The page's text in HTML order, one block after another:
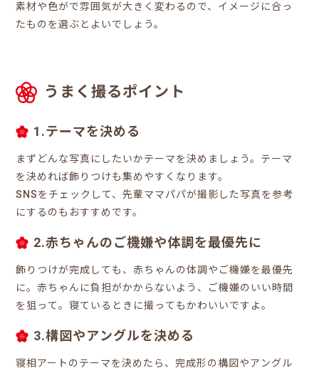
素材や色がで雰囲気が大きく変わるので、イメージに合っ
たものを選ぶとよいでしょう。
うまく撮るポイント
1.テーマを決める
まずどんな写真にしたいかテーマを決めましょう。テーマ
を決めれば飾りつけも集めやすくなります。
SNSをチェックして、先輩ママパパが撮影した写真を参考
にするのもおすすめです。
2.赤ちゃんのご機嫌や体調を最優先に
飾りつけが完成しても、赤ちゃんの体調やご機嫌を最優先
に。赤ちゃんに負担がかからないよう、ご機嫌のいい時間
を狙って。寝ているときに撮ってもかわいいですよ。
3.構図やアングルを決める
寝相アートのテーマを決めたら、完成形の構図やアングル